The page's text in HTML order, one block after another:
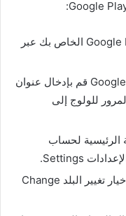
ابدأ بالدخول إلى حساب Google Payments الخاص بك عبر
بعد الدخول إلى حساب Google Payments قم بإدخال عنوان
للولوج إلى
لحساب
في قائمة الإعدادات قم بالبحث عن خيار تغيير البلد Change